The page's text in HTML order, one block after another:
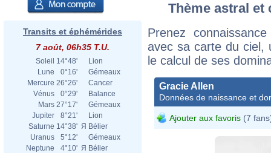
Transits et éphémérides
7 août, 06h35 T.U.
Soleil 14°48'
Lion
Lune
0°16'
Gémeaux
Mercure 26°26'
Cancer
Vénus
0°29'
Balance
Mars 27°17'
Gémeaux
Jupiter
8°21'
Lion
Saturne 14°38' Я Bélier
Uranus
5°12'
Gémeaux
Neptune
4°10' Я Bélier
Thème astral et
Prenez
avec sa carte du ciel,
le calcul de ses
Gracie Allen
Données de naissance et
Ajouter aux favoris (7